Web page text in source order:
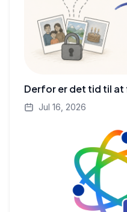
Derfor er det tid til
Jul 16, 2026